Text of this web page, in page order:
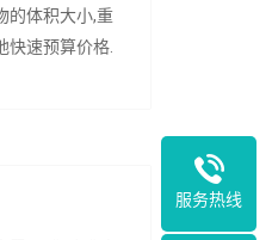
的体积大小,重
快速预算价格.
服务热线